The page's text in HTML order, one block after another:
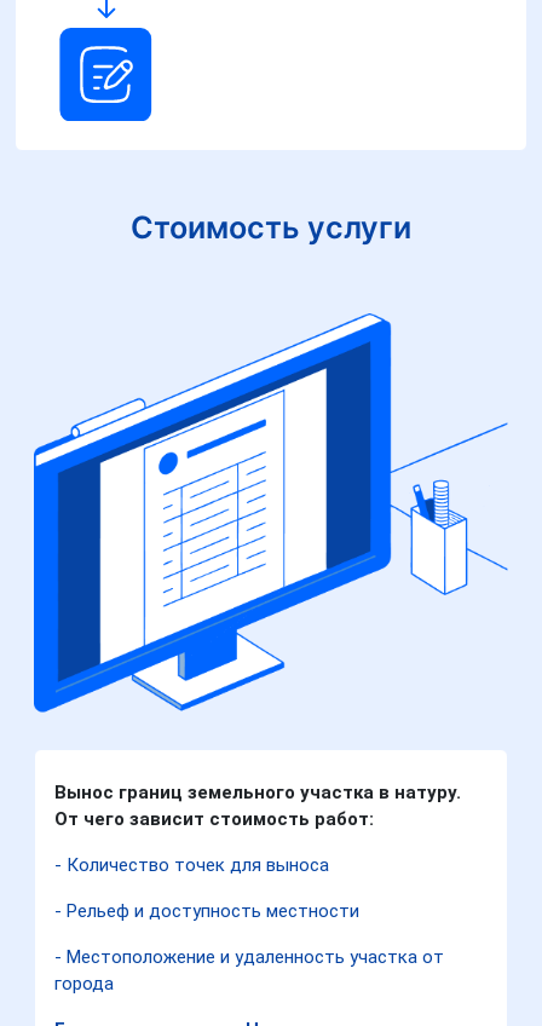
Стоимость услуги
Вынос границ земельного участка в натуру.
От чего зависит стоимость работ:
- Количество точек для выноса
- Рельеф и доступность местности
- Местоположение и удаленность участка от
города